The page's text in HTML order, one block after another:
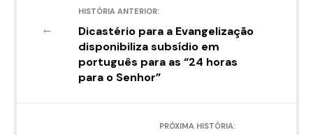
←
HISTÓRIA ANTERIOR:
Dicastério para a Evangelização
disponibiliza subsídio em
português para as “24 horas
para o Senhor”
PRÓXIMA HISTÓRIA: